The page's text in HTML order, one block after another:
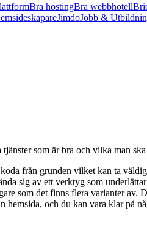
Bra hostingBra webbhotell
JimdoJobb &
som är bra och vilka man
från grunden vilket kan ta
sig av ett verktyg som
som det finns flera varianter av.
och du kan vara klar på